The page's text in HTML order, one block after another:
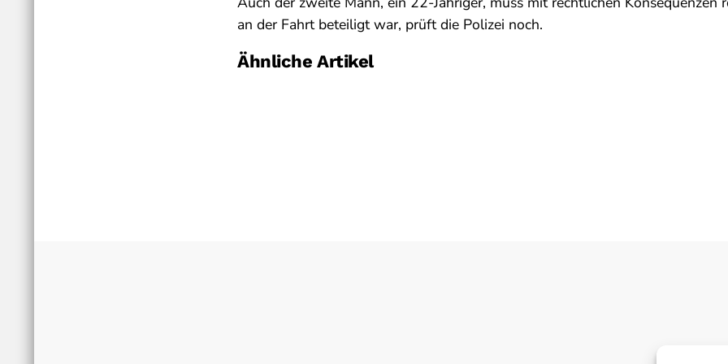
an der Fahrt beteiligt war, prüft die Polizei noch.
Ähnliche Artikel